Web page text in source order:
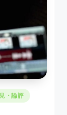
・論評